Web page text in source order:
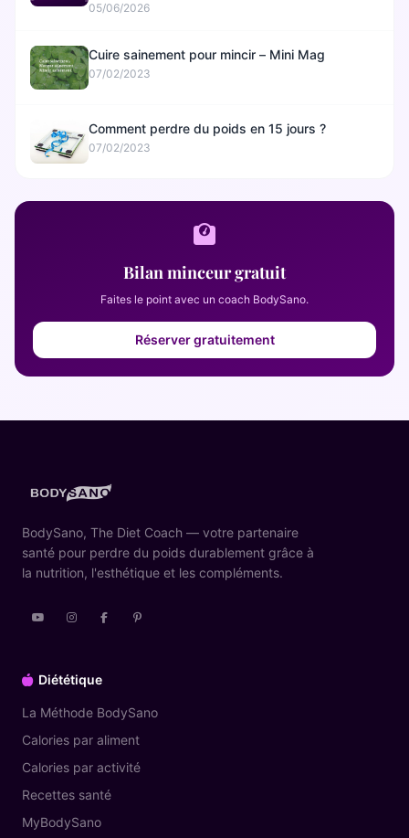
05/06/2026
Cuire sainement pour mincir – Mini Mag
07/02/2023
Comment perdre du poids en 15 jours ?
07/02/2023
Bilan minceur gratuit
Faites le point avec un coach BodySano.
Réserver gratuitement
BodySano, The Diet Coach — votre partenaire
santé pour perdre du poids durablement grâce à
la nutrition, l'esthétique et les compléments.
Diététique
La Méthode BodySano
Calories par aliment
Calories par activité
Recettes santé
MyBodySano